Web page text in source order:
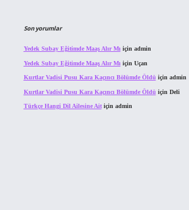
Son yorumlar
Yedek Subay Eğitimde Maaş Alır Mı için admin
Yedek Subay Eğitimde Maaş Alır Mı için Uçan
Kurtlar Vadisi Pusu Kara Kaçıncı Bölümde Öldü için admin
Kurtlar Vadisi Pusu Kara Kaçıncı Bölümde Öldü için Deli
Türkçe Hangi Dil Ailesine Aitiçin admin